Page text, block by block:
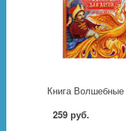
259 руб.